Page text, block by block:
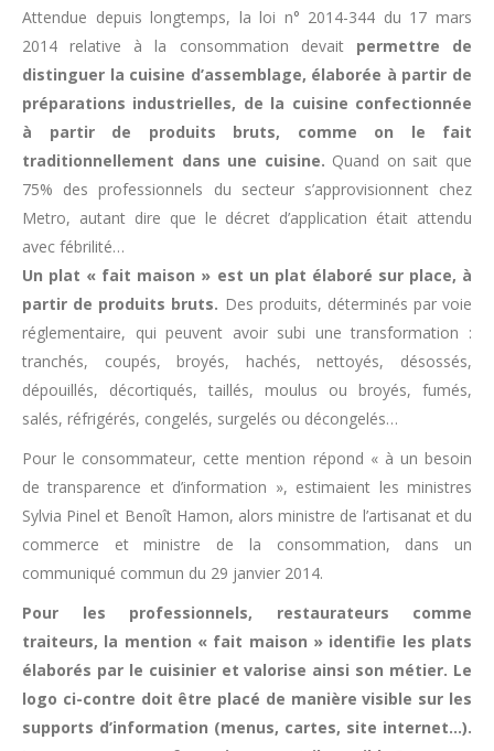
Attendue depuis longtemps, la loi n° 2014-344 du 17 mars
2014 relative à la consommation devait permettre de
distinguer la cuisine d’assemblage, élaborée à partir de
préparations industrielles, de la cuisine confectionnée
à partir de produits bruts, comme on le fait
traditionnellement dans une cuisine. Quand on sait que
75% des professionnels du secteur s’approvisionnent chez
Metro, autant dire que le décret d’application était attendu
avec fébrilité…
Un plat « fait maison » est un plat élaboré sur place, à
partir de produits bruts. Des produits, déterminés par voie
réglementaire, qui peuvent avoir subi une transformation :
tranchés, coupés, broyés, hachés, nettoyés, désossés,
dépouillés, décortiqués, taillés, moulus ou broyés, fumés,
salés, réfrigérés, congelés, surgelés ou décongelés…
Pour le consommateur, cette mention répond « à un besoin
de transparence et d’information », estimaient les ministres
Sylvia Pinel et Benoît Hamon, alors ministre de l’artisanat et du
commerce et ministre de la consommation, dans un
communiqué commun du 29 janvier 2014.
Pour les professionnels, restaurateurs comme
traiteurs, la mention « fait maison » identifie les plats
élaborés par le cuisinier et valorise ainsi son métier. Le
logo ci-contre doit être placé de manière visible sur les
supports d’information (menus, cartes, site internet…).